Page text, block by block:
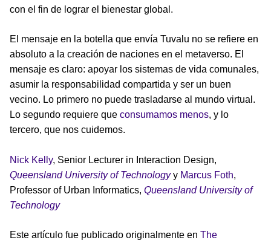
con el fin de lograr el bienestar global.
El mensaje en la botella que envía Tuvalu no se refiere en
absoluto a la creación de naciones en el metaverso. El
mensaje es claro: apoyar los sistemas de vida comunales,
asumir la responsabilidad compartida y ser un buen
vecino. Lo primero no puede trasladarse al mundo virtual.
Lo segundo requiere que consumamos menos, y lo
tercero, que nos cuidemos.
Nick Kelly, Senior Lecturer in Interaction Design,
Queensland University of Technologyy Marcus Foth,
Professor of Urban Informatics, Queensland University of
Technology
Este artículo fue publicado originalmente en The